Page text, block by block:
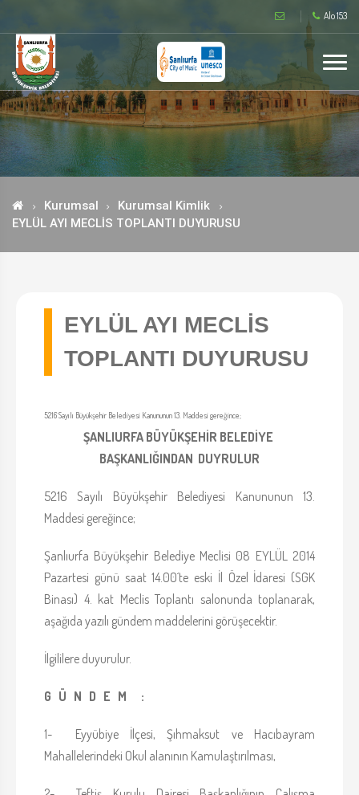
Alo 153
Kurumsal
Kurumsal Kimlik
EYLÜL AYI MECLİS TOPLANTI DUYURUSU
EYLÜL AYI MECLİS
TOPLANTI DUYURUSU
5216 Sayılı Büyükşehir Belediyesi Kanununun 13. Maddesi gereğince;
ŞANLIURFA BÜYÜKŞEHİR BELEDİYE
BAŞKANLIĞINDAN DUYRULUR
5216 Sayılı Büyükşehir Belediyesi Kanununun 13.
Maddesi gereğince;
Şanlıurfa Büyükşehir Belediye Meclisi 08 EYLÜL 2014
Pazartesi günü saat 14.00´te eski İl Özel İdaresi (SGK
Binası) 4. kat Meclis Toplantı salonunda toplanarak,
aşağıda yazılı gündem maddelerini görüşecektir.
İlgililere duyurulur.
G Ü N D E M :
1- Eyyübiye İlçesi, Şıhmaksut ve Hacıbayram
Mahallelerindeki Okul alanının Kamulaştırılması,